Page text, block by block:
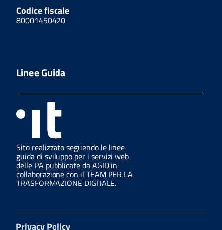
Codice fiscale
80001450420
Linee Guida
Sito realizzato seguendo le linee
guida di sviluppo per i servizi web
delle PA pubblicate da AGID in
collaborazione con il TEAM PER LA
TRASFORMAZIONE DIGITALE.
Privacy Policy